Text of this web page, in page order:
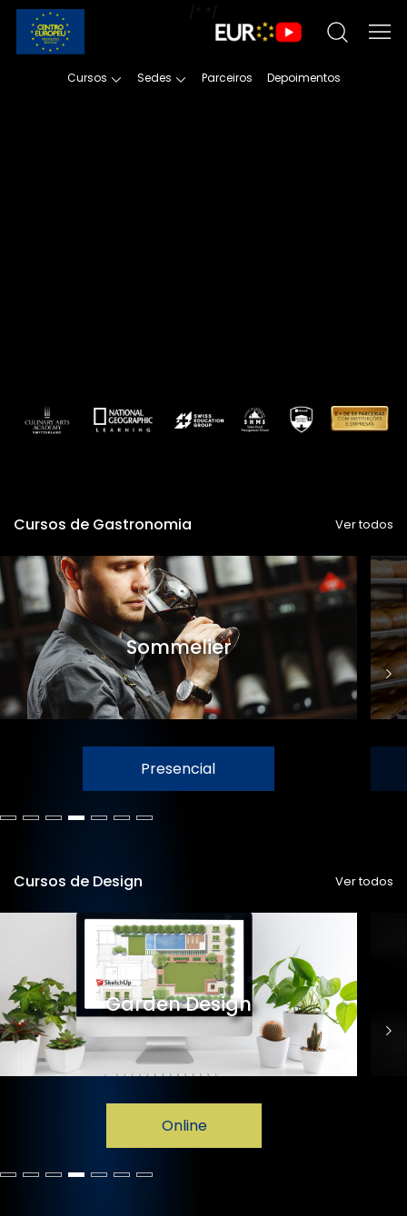
Cursos Sedes Parceiros Depoimentos
/* */
Cursos de Gastronomia Ver todos
Sommelier
Presencial
Cursos de Design Ver todos
Garden Design
Online